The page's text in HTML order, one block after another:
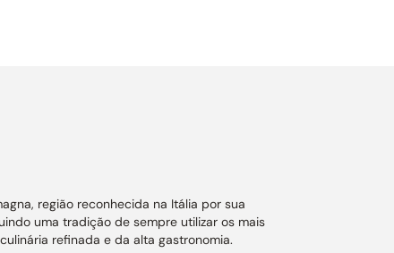
região reconhecida na Itália por sua
uma tradição de sempre utilizar os mais
refinada e da alta gastronomia.